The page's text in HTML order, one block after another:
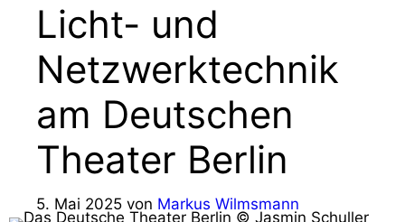
Licht- und
Netzwerktechnik
am Deutschen
Theater Berlin
5. Mai 2025 von Markus Wilmsmann